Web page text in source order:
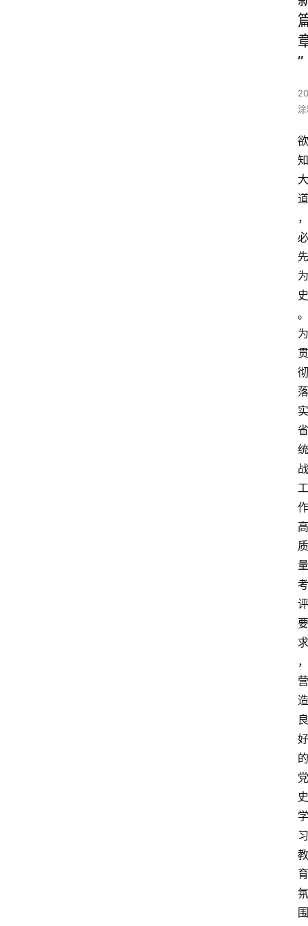
”
欲
知
大
道
，
必
先
为
史
。
为
贯
彻
落
实
省
统
战
工
作
高
质
量
考
评
要
求
，
营
造
良
好
的
党
史
学
习
教
育
氛
围